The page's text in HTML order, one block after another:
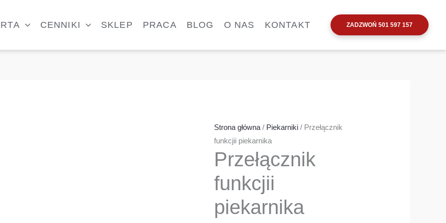
CENNIKI SKLEP PRACA BLOG O NAS KONTAKT ZADZWOŃ 501 597 157
Strona główna/ Piekarniki/ Przełącznik
funkcjii piekarnika
Przełącznik
funkcjii
piekarnika